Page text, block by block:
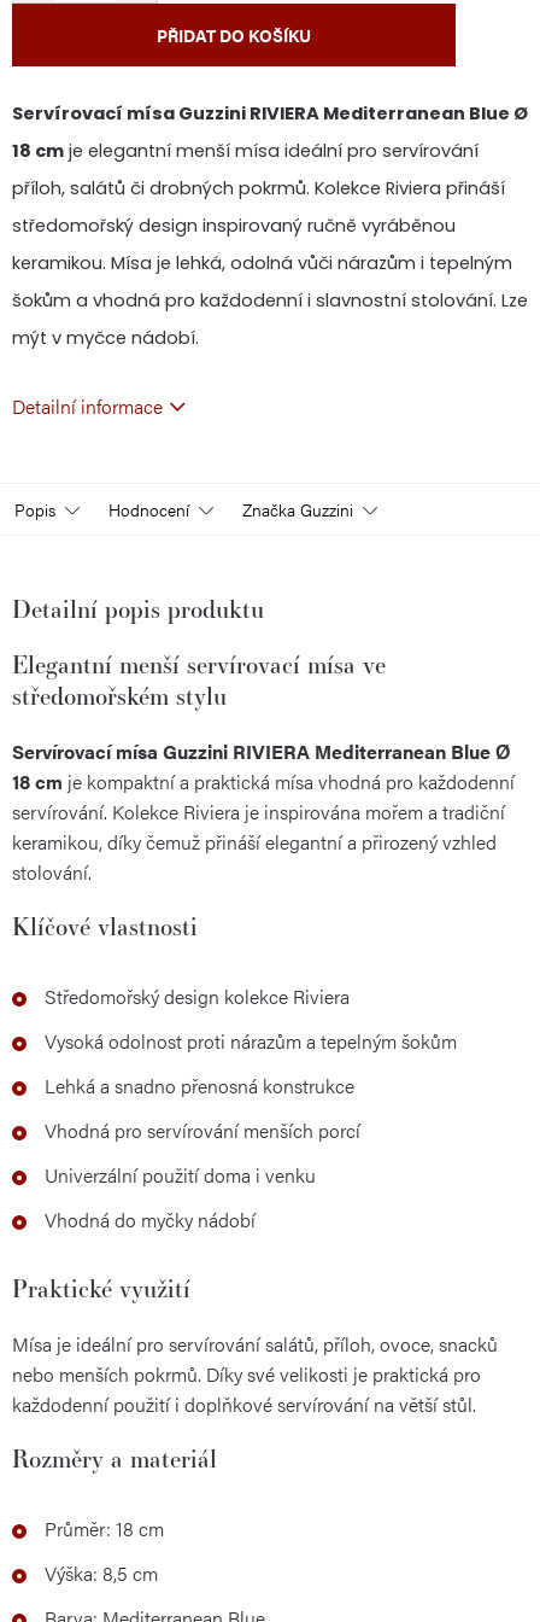
PŘIDAT DO KOŠÍKU
Servírovací mísa Guzzini RIVIERA Mediterranean Blue Ø
18 cm je elegantní menší mísa ideální pro servírování
příloh, salátů či drobných pokrmů. Kolekce Riviera přináší
středomořský design inspirovaný ručně vyráběnou
keramikou. Mísa je lehká, odolná vůči nárazům i tepelným
šokům a vhodná pro každodenní i slavnostní stolování. Lze
mýt v myčce nádobí.
Detailní informace
Popis Hodnocení Značka Guzzini
Detailní popis produktu
Elegantní menší servírovací mísa ve
středomořském stylu
Servírovací mísa Guzzini RIVIERA Mediterranean Blue Ø
18 cm je kompaktní a praktická mísa vhodná pro každodenní
servírování. Kolekce Riviera je inspirována mořem a tradiční
keramikou, díky čemuž přináší elegantní a přirozený vzhled
stolování.
Klíčové vlastnosti
Středomořský design kolekce Riviera
Vysoká odolnost proti nárazům a tepelným šokům
Lehká a snadno přenosná konstrukce
Vhodná pro servírování menších porcí
Univerzální použití doma i venku
Vhodná do myčky nádobí
Praktické využití
Mísa je ideální pro servírování salátů, příloh, ovoce, snacků
nebo menších pokrmů. Díky své velikosti je praktická pro
každodenní použití i doplňkové servírování na větší stůl.
Rozměry a materiál
Průměr: 18 cm
Výška: 8,5 cm